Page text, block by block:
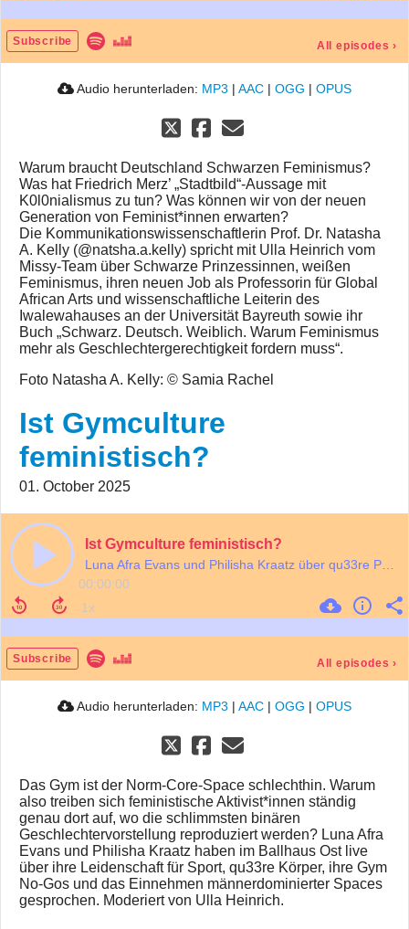
Subscribe All episodes ›
Audio herunterladen: MP3 | AAC | OGG | OPUS
Warum braucht Deutschland Schwarzen Feminismus?
Was hat Friedrich Merz’ „Stadtbild“-Aussage mit
K0l0nialismus zu tun? Was können wir von der neuen
Generation von Feminist*innen erwarten?
Die Kommunikationswissenschaftlerin Prof. Dr. Natasha
A. Kelly (@natsha.a.kelly) spricht mit Ulla Heinrich vom
Missy-Team über Schwarze Prinzessinnen, weißen
Feminismus, ihren neuen Job als Professorin für Global
African Arts und wissenschaftliche Leiterin des
Iwalewahauses an der Universität Bayreuth sowie ihr
Buch „Schwarz. Deutsch. Weiblich. Warum Feminismus
mehr als Geschlechtergerechtigkeit fordern muss“.
Foto Natasha A. Kelly: © Samia Rachel
Ist Gymculture
feministisch?
01. October 2025
Ist Gymculture feministisch?
00:00:00
Subscribe All episodes ›
Audio herunterladen: MP3 | AAC | OGG | OPUS
Das Gym ist der Norm-Core-Space schlechthin. Warum
also treiben sich feministische Aktivist*innen ständig
genau dort auf, wo die schlimmsten binären
Geschlechtervorstellung reproduziert werden? Luna Afra
Evans und Philisha Kraatz haben im Ballhaus Ost live
über ihre Leidenschaft für Sport, qu33re Körper, ihre Gym
No-Gos und das Einnehmen männerdominierter Spaces
gesprochen. Moderiert von Ulla Heinrich.